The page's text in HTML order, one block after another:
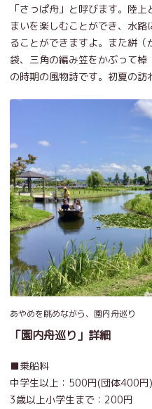
「さっぱ舟」と呼びます。陸
まいを楽しむことができ、水
ることができますよ。また絣
袋、三角の編み笠をかぶって棹
の時期の風物詩です。初夏の訪
あやめを眺めながら、園内舟巡り
「園内舟巡り」詳細
■乗船料
中学生以上：500円(団体400円)
3歳以上小学生まで：200円